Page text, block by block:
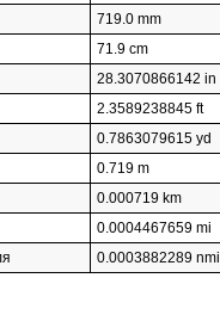
719.0 mm
71.9 cm
28.3070866142 in
2.3589238845 ft
0.7863079615 yd
0.719 m
0.000719 km
0.0004467659 mi
0.0003882289 nmi